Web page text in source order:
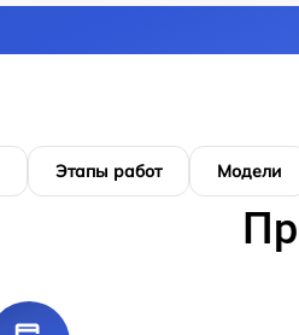
Этапы работ Модели